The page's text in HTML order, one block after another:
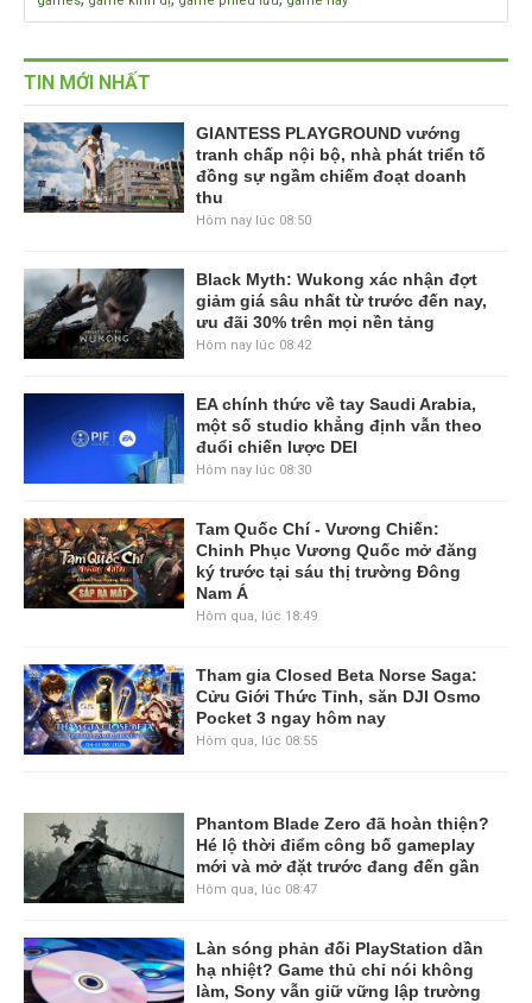
TIN MỚI NHẤT
GIANTESS PLAYGROUND vướng
tranh chấp nội bộ, nhà phát triển tố
đồng sự ngầm chiếm đoạt doanh
thu
Hôm nay lúc 08:50
Black Myth: Wukong xác nhận đợt
giảm giá sâu nhất từ trước đến nay,
ưu đãi 30% trên mọi nền tảng
Hôm nay lúc 08:42
EA chính thức về tay Saudi Arabia,
một số studio khẳng định vẫn theo
đuổi chiến lược DEI
Hôm nay lúc 08:30
Tam Quốc Chí - Vương Chiến:
Chinh Phục Vương Quốc mở đăng
ký trước tại sáu thị trường Đông
Nam Á
Hôm qua, lúc 18:49
Tham gia Closed Beta Norse Saga:
Cửu Giới Thức Tỉnh, săn DJI Osmo
Pocket 3 ngay hôm nay
Hôm qua, lúc 08:55
Phantom Blade Zero đã hoàn thiện?
Hé lộ thời điểm công bố gameplay
mới và mở đặt trước đang đến gần
Hôm qua, lúc 08:47
Làn sóng phản đối PlayStation dần
hạ nhiệt? Game thủ chỉ nói không
làm, Sony vẫn giữ vững lập trường